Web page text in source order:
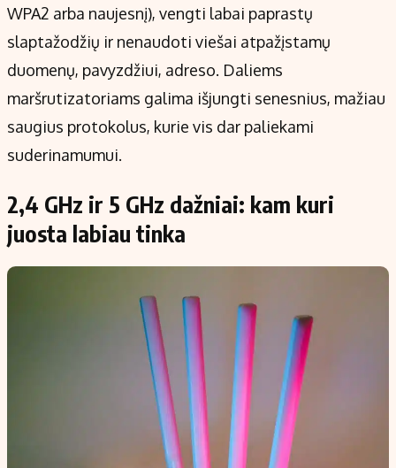
WPA2 arba naujesnį), vengti labai paprastų
slaptažodžių ir nenaudoti viešai atpažįstamų
duomenų, pavyzdžiui, adreso. Daliems
maršrutizatoriams galima išjungti senesnius, mažiau
saugius protokolus, kurie vis dar paliekami
suderinamumui.
2,4 GHz ir 5 GHz dažniai: kam kuri
juosta labiau tinka